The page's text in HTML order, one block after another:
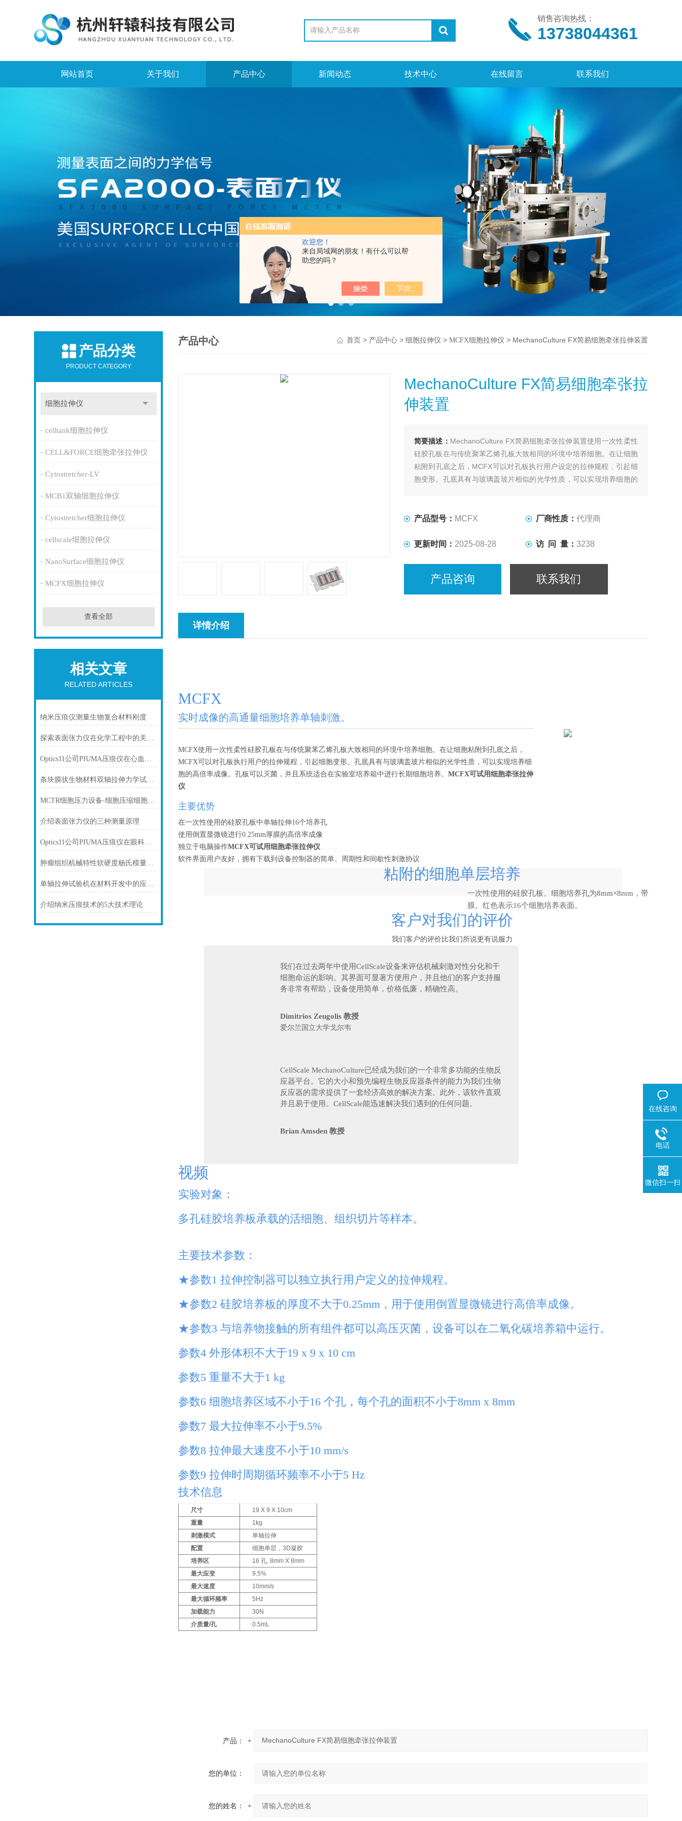
欢迎您！
来自局域网的朋友！有什么可以帮
助您的吗？
销售咨询热线：
13738044361
网站首页 关于我们 产品中心 新闻动态 技术中心 在线留言 联系我们
产品分类
PRODUCT CATEGORY
细胞拉伸仪
celltank细胞拉伸仪
CELL&FORCE细胞牵张拉伸仪
Cytostretcher-LV
MCB1双轴细胞拉伸仪
Cytostretcher细胞拉伸仪
cellscale细胞拉伸仪
NanoSurface细胞拉伸仪
MCFX细胞拉伸仪
查看全部
相关文章
RELATED ARTICLES
纳米压痕仪测量生物复合材料刚度
探索表面张力仪在化学工程中的关键作用
Optics11公司PIUMA压痕仪在心血管研究中的应用
条块膜状生物材料双轴拉伸力学试验机（角膜、瓣膜、组织）
MCTR细胞压力设备-细胞压缩细胞力学
介绍表面张力仪的三种测量原理
Optics11公司PIUMA压痕仪在眼科学研究中的应用
肿瘤组织机械特性软硬度杨氏模量测量
单轴拉伸试验机在材料开发中的应用与意义
介绍纳米压痕技术的5大技术理论
产品中心 首页> 产品中心> 细胞拉伸仪 > MCFX细胞拉伸仪 > MechanoCulture FX简易细胞牵张拉伸装置
MechanoCulture FX简易细胞牵张拉
伸装置
简要描述： MechanoCulture FX简易细胞牵张拉伸装置使用一次性柔性
硅胶孔板在与传统聚苯乙烯孔板大致相同的环境中培养细胞。在让细胞
粘附到孔底之后，MCFX可以对孔板执行用户设定的拉伸规程，引起细
胞变形。孔底具有与玻璃盖玻片相似的光学性质，可以实现培养细胞的
产品型号： MCFX 厂商性质：代理商
更新时间： 2025-08-28 访 问 量：3238
产品咨询 联系我们
详情介绍
MCFX
实时成像的高通量细胞培养单轴刺激。
MCFX使用一次性柔性硅胶孔板在与传统聚苯乙烯孔板大致相同的环境中培养细胞。在让细胞粘附到孔底之后，
MCFX可以对孔板执行用户的拉伸规程，引起细胞变形。孔底具有与玻璃盖玻片相似的光学性质，可以实现培养细
胞的高倍率成像。孔板可以灭菌，并且系统适合在实验室培养箱中进行长期细胞培养。MCFX可试用细胞牵张拉伸
仪
主要优势
在一次性使用的硅胶孔板中单轴拉伸16个培养孔
使用倒置显微镜进行0.25mm厚膜的高倍率成像
独立于电脑操作MCFX可试用细胞牵张拉伸仪
软件界面用户友好，拥有下载到设备控制器的简单、周期性和间歇性刺激协议
粘附的细胞单层培养
一次性使用的硅胶孔板。细胞培养孔为8mm×8mm，带有
膜。红色表示16个细胞培养表面。
客户对我们的评价
我们客户的评价比我们所说更有说服力
我们在过去两年中使用CellScale设备来评估机械刺激对性分化和干
细胞命运的影响。其界面可显著方便用户，并且他们的客户支持服
务非常有帮助，设备使用简单，价格低廉，精确性高。
Dimitrios Zeugolis 教授
爱尔兰国立大学戈尔韦
CellScale MechanoCulture已经成为我们的一个非常多功能的生物反
应器平台。它的大小和预先编程生物反应器条件的能力为我们生物
反应器的需求提供了一套经济高效的解决方案。此外，该软件直观
并且易于使用。CellScale能迅速解决我们遇到的任何问题。
Brian Amsden 教授
视频
实验对象：
多孔硅胶培养板承载的活细胞、组织切片等样本。
主要技术参数：
★参数1 拉伸控制器可以独立执行用户定义的拉伸规程。
★参数2 硅胶培养板的厚度不大于0.25mm，用于使用倒置显微镜进行高倍率成像。
★参数3 与培养物接触的所有组件都可以高压灭菌，设备可以在二氧化碳培养箱中运行。
参数4 外形体积不大于19 x 9 x 10 cm
参数5 重量不大于1 kg
参数6 细胞培养区域不小于16 个孔，每个孔的面积不小于8mm x 8mm
参数7 最大拉伸率不小于9.5%
参数8 拉伸最大速度不小于10 mm/s
参数9 拉伸时周期循环频率不小于5 Hz
技术信息
尺寸
19 X 9 X 10cm
重量
1kg
刺激模式
单轴拉伸
配置
细胞单层，3D凝胶
培养区
16 孔, 8mm X 8mm
最大应变
9.5%
最大速度
10mm/s
最大循环频率
5Hz
加载能力
30N
介质量/孔
0.5mL
产品：
您的单位：
您的姓名：
在线咨询
电话
微信扫一扫